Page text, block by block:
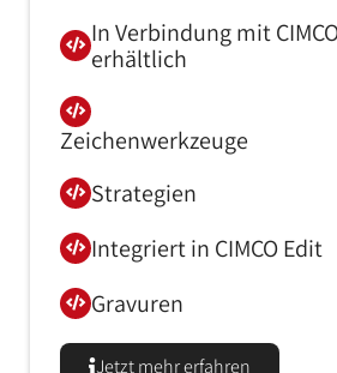
In Verbindung mit
erhältlich
Zeichenwerkzeuge
Strategien
Integriert in CIMCO Edit
Gravuren
Jetzt mehr erfahren